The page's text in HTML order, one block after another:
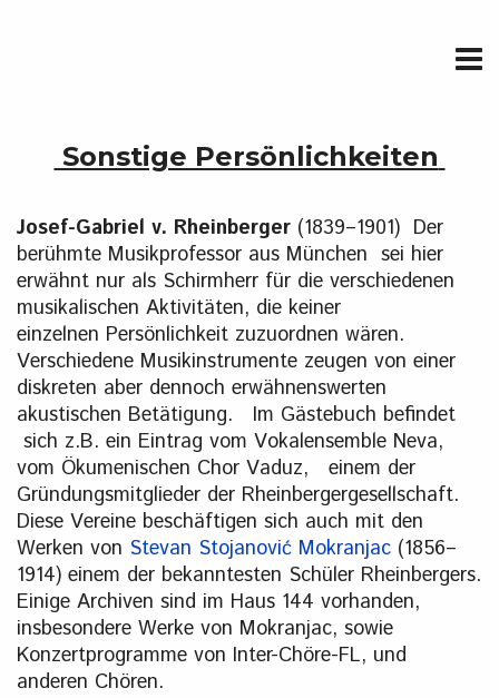
Sonstige Persönlichkeiten
Josef-Gabriel v. Rheinberger (1839–1901) Der
berühmte Musikprofessor aus München sei hier
erwähnt nur als Schirmherr für die verschiedenen
musikalischen Aktivitäten, die keiner
einzelnen Persönlichkeit zuzuordnen wären.
Verschiedene Musikinstrumente zeugen von einer
diskreten aber dennoch erwähnenswerten
akustischen Betätigung. Im Gästebuch befindet
sich z.B. ein Eintrag vom Vokalensemble Neva,
vom Ökumenischen Chor Vaduz, einem der
Gründungsmitglieder der Rheinbergergesellschaft.
Diese Vereine beschäftigen sich auch mit den
Werken von Stevan Stojanović Mokranjac (1856–
1914) einem der bekanntesten Schüler Rheinbergers.
Einige Archiven sind im Haus 144 vorhanden,
insbesondere Werke von Mokranjac, sowie
Konzertprogramme von Inter-Chöre-FL, und
anderen Chören.